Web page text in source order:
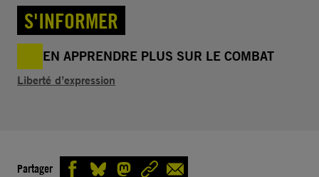
S'INFORMER
EN APPRENDRE PLUS SUR LE COMBAT
Liberté d’expression
Partager